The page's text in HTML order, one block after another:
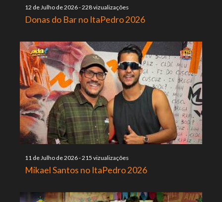
12 de Julho de 2026-228 vizualizações
Donas do Bar no ItaPedro 2026
11 de Julho de 2026-215 vizualizações
Mikael Santos no ItaPedro 2026